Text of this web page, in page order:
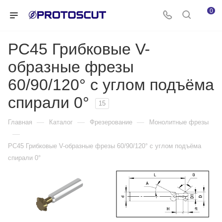
0
PC45 Грибковые V-
образные фрезы
60/90/120° с углом подъёма
спирали 0°
15
Главная — Каталог — Фрезерование — Монолитные фрезы
—
PC45 Грибковые V-образные фрезы 60/90/120° с углом подъёма
спирали 0°